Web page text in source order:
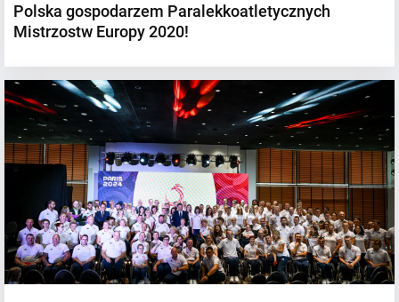
Polska gospodarzem Paralekkoatletycznych
Mistrzostw Europy 2020!